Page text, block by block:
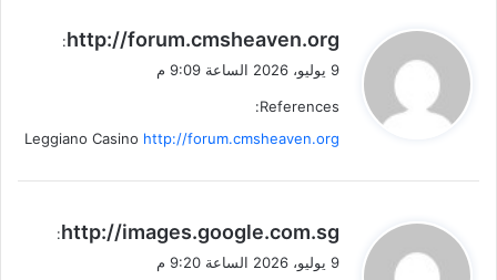
ي
ل
http://forum.cmsheaven.org
:
9 يوليو، 2026 الساعة 9:09 م
References:
Leggiano Casino http://forum.cmsheaven.org
يhttp://images.google.com.sg
:
9 يوليو، 2026 الساعة 9:20 م